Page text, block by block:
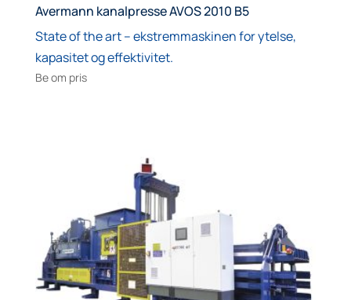
Avermann kanalpresse AVOS 2010 B5
State of the art – ekstremmaskinen for ytelse,
kapasitet og effektivitet.
Be om pris